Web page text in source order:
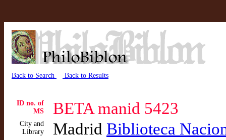
Back to Search Back to Results
ID no. of
MS
BETA manid 5423
City and
Library
Madrid Biblioteca